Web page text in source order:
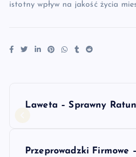
istotny wpływ na jakość życia
NLaweta – Sprawny
Przeprowadzki Firmowe